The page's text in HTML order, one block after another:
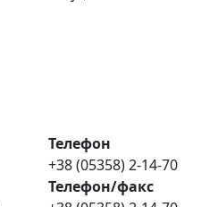
Телефон
+38 (05358) 2-14-70
Телефон/факс